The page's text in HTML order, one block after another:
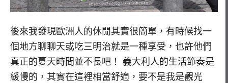
後來我發現歐洲人的休閒其實很簡單，有時候找一
個地方聊聊天或吃三明治就是一種享受，也許他們
真正的夏天時間並不長吧！ 義大利人的生活節奏是
緩慢的，其實在這裡相當舒適，要不是我是觀光